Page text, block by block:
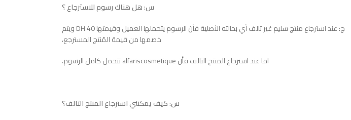
س: هل هناك رسوم للاسترجاع ؟
ج: عند استرجاع منتج سليم غير تالف أي بحالته الأصلية فأن الرسوم يتحملها العميل وقيمتها 40 DH ويتم
خصمها من قيمة المُنتج المسترجع،
اما عند استرجاع المنتج التالف فأن alfariscosmetique تتحمل كامل الرسوم.
س: كيف يمكنني استرجاع المنتج التالف؟